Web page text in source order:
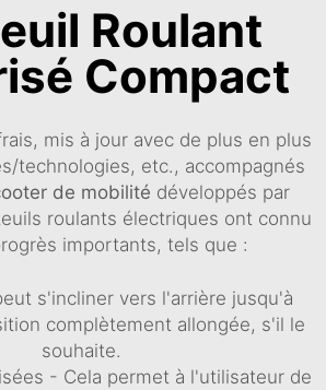
Roulant
Compact
mis à jour avec de plus en plus
technologies, etc., accompagnés
de mobilité développés par
roulants électriques ont connu
importants, tels que :
s'incliner vers l'arrière jusqu'à
complètement allongée, s'il le
souhaite.
- Cela permet à l'utilisateur de